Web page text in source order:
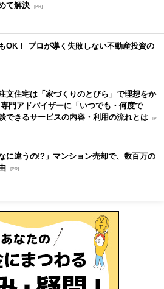
て解決 [PR]
OK！ プロが導く失敗しない不動産投資の
文住宅は「家づくりのとびら」で理想をか
門アドバイザーに「いつでも・何度で
できるサービスの内容・利用の流れとは [P
に違うの!?」マンション売却で、数百万の
[PR]